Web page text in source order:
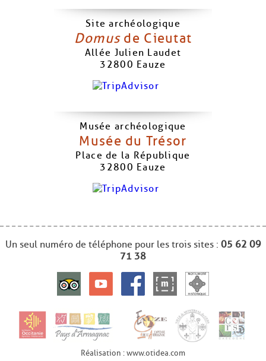
Site archéologique
Domusde Cieutat
Allée Julien Laudet
32800 Eauze
Musée archéologique
Musée du Trésor
Place de la République
32800 Eauze
Un seul numéro de téléphone pour les trois sites : 05 62 09
71 38
Réalisation : www.otidea.com